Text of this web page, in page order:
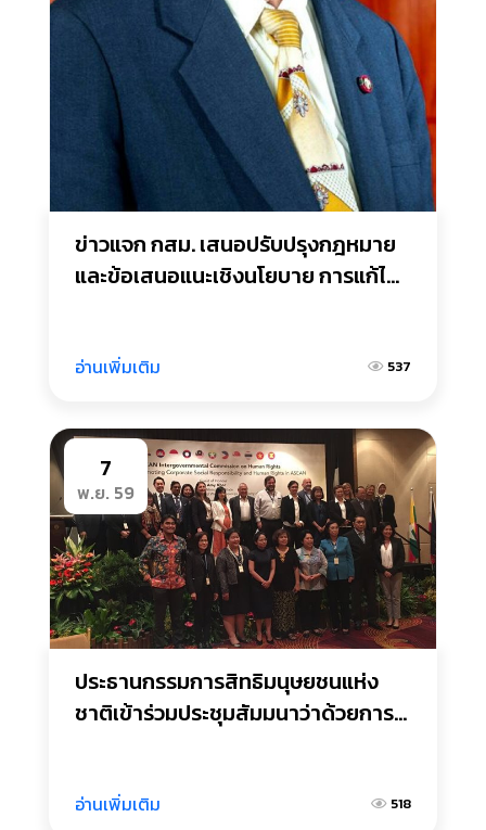
ข่าวแจก กสม. เสนอปรับปรุงกฎหมาย
และข้อเสนอแนะเชิงนโยบาย การแก้ไข
สิทธิมนุษยชน
อ่านเพิ่มเติม 537
7
พ.ย. 59
ประธานกรรมการสิทธิมนุษยชนแห่ง
ชาติเข้าร่วมประชุมสัมมนาว่าด้วยการ
อาเซียน
อ่านเพิ่มเติม 518